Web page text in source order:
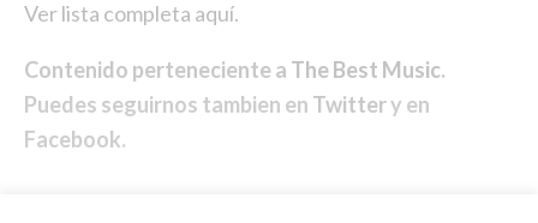
Ver lista completa aquí.
Contenido perteneciente a The Best Music.
Puedes seguirnos tambien en Twittery en
Facebook.